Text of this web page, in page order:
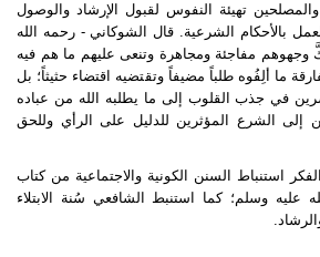
تهيئة النفوس لقبول الإرشاد والوصول
بالأحكام الشرعية. قال الشوكاني - رحمه الله
وجهوهم مفاجئة ومجاهرة وتنعى عليهم ما هم فيه
ما ألِفُوه طلباً مضيفاً وتقتضيه اقتضاء حثيثاً؛ بل
في جذب القلوب إلى ما يطلبه الله من عباده
إلى الشرع المؤثرين للدليل على الرأي وللحق
استنباط السنن الكونية والاجتماعية من كتاب
عليه وسلم؛ كما استنبط الشافعي سُنة الابتلاء